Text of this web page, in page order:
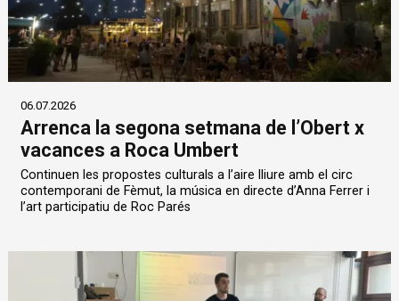
06.07.2026
Arrenca la segona setmana de l’Obert x
vacances a Roca Umbert
Continuen les propostes culturals a l’aire lliure amb el circ
contemporani de Fèmut, la música en directe d’Anna Ferrer i
l’art participatiu de Roc Parés